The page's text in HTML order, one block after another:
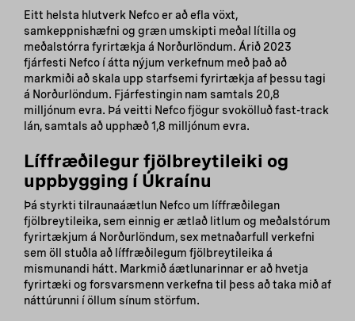
Eitt helsta hlutverk Nefco er að efla vöxt,
samkeppnishæfni og græn umskipti meðal lítilla og
meðalstórra fyrirtækja á Norðurlöndum. Árið 2023
fjárfesti Nefco í átta nýjum verkefnum með það að
markmiði að skala upp starfsemi fyrirtækja af þessu tagi
á Norðurlöndum. Fjárfestingin nam samtals 20,8
milljónum evra. Þá veitti Nefco fjögur svokölluð fast-track
lán, samtals að upphæð 1,8 milljónum evra.
Líffræðilegur fjölbreytileiki og
uppbygging í Úkraínu
Þá styrkti tilraunaáætlun Nefco um líffræðilegan
fjölbreytileika, sem einnig er ætlað litlum og meðalstórum
fyrirtækjum á Norðurlöndum, sex metnaðarfull verkefni
sem öll stuðla að líffræðilegum fjölbreytileika á
mismunandi hátt. Markmið áætlunarinnar er að hvetja
fyrirtæki og forsvarsmenn verkefna til þess að taka mið af
náttúrunni í öllum sínum störfum.